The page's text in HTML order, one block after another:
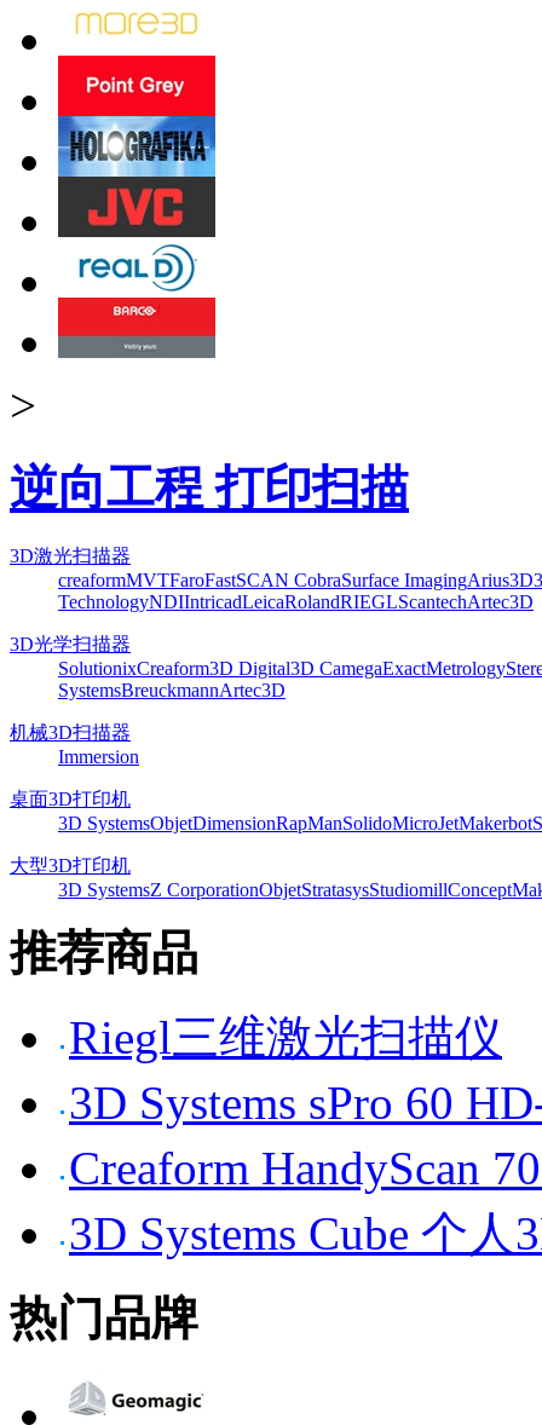
>
逆向工程 打印扫描
3D激光扫描器
creaformMVTFaroFastSCAN CobraSurface ImagingArius3D
TechnologyNDIIntricadLeicaRolandRIEGLScantechArtec3D
3D光学扫描器
SolutionixCreaform3D Digital3D CamegaExactMetrology
SystemsBreuckmannArtec3D
机械3D扫描器
Immersion
桌面3D打印机
3D SystemsObjetDimensionRapManSolidoMicroJetMakerbot
大型3D打印机
3D SystemsZ CorporationObjetStratasysStudiomillConcept
推荐商品
Riegl三维激光扫描仪
3D Systems sPro 60
Creaform HandyScan
3D Systems Cube 个人
热门品牌